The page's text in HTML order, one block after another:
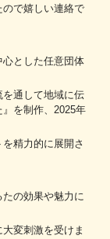
で嬉しい連絡で
心とした任意団体
通して地域に伝
を制作、2025年
精力的に展開さ
の効果や魅力に
変刺激を受けま